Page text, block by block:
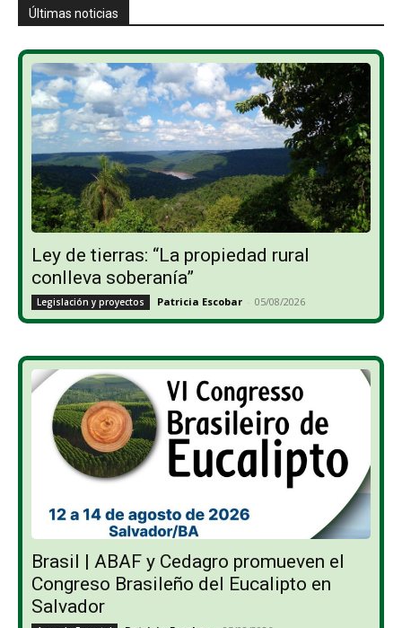
Últimas noticias
Ley de tierras: “La propiedad rural
conlleva soberanía”
Legislación y proyectos Patricia Escobar - 05/08/2026
Brasil | ABAF y Cedagro promueven el
Congreso Brasileño del Eucalipto en
Salvador